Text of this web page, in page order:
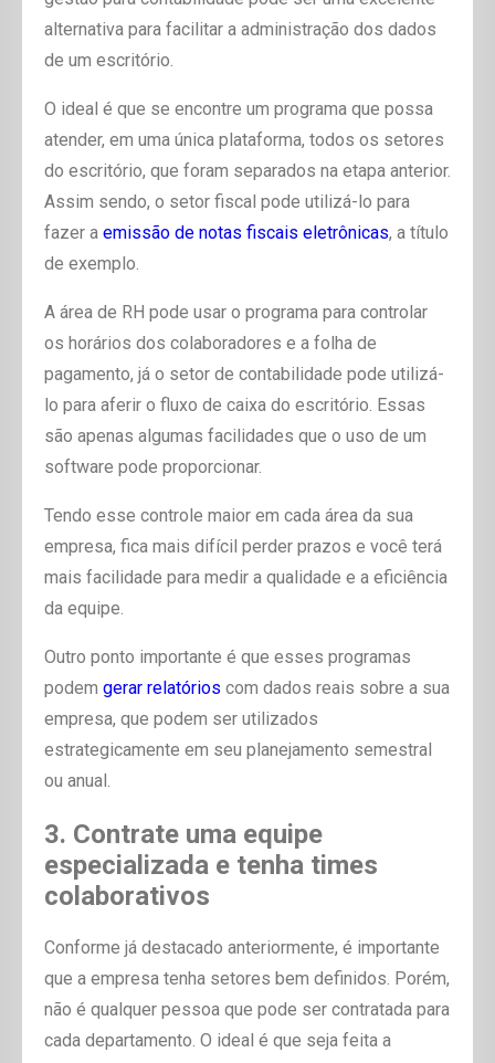
alternativa para facilitar a administração dos dados
de um escritório.
O ideal é que se encontre um programa que possa
atender, em uma única plataforma, todos os setores
do escritório, que foram separados na etapa anterior.
Assim sendo, o setor fiscal pode utilizá-lo para
fazer a emissão de notas fiscais eletrônicas, a título
de exemplo.
A área de RH pode usar o programa para controlar
os horários dos colaboradores e a folha de
pagamento, já o setor de contabilidade pode utilizá-
lo para aferir o fluxo de caixa do escritório. Essas
são apenas algumas facilidades que o uso de um
software pode proporcionar.
Tendo esse controle maior em cada área da sua
empresa, fica mais difícil perder prazos e você terá
mais facilidade para medir a qualidade e a eficiência
da equipe.
Outro ponto importante é que esses programas
podem gerar relatórios com dados reais sobre a sua
empresa, que podem ser utilizados
estrategicamente em seu planejamento semestral
ou anual.
3. Contrate uma equipe
especializada e tenha times
colaborativos
Conforme já destacado anteriormente, é importante
que a empresa tenha setores bem definidos. Porém,
não é qualquer pessoa que pode ser contratada para
cada departamento. O ideal é que seja feita a